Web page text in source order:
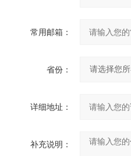
常用邮箱：
省份：
详细地址：
补充说明：